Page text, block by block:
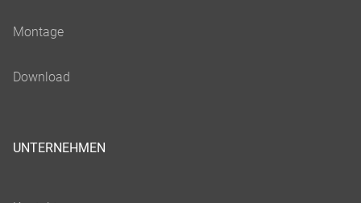
UNTERNEHMEN